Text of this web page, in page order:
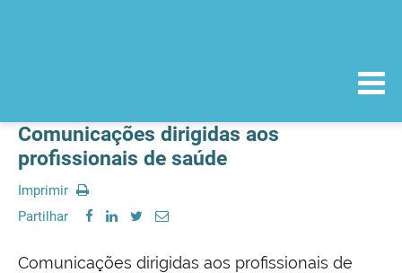
Comunicações dirigidas aos
profissionais de saúde
Imprimir
Partilhar
Comunicações dirigidas aos profissionais de